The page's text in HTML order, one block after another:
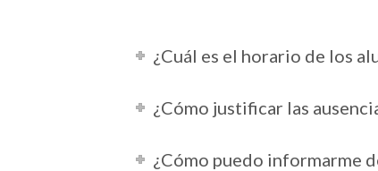
¿Cuál es el horario de los
¿Cómo justificar las
¿Cómo puedo informarme